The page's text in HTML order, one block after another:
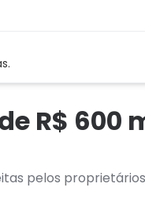
R$ 600
pelos